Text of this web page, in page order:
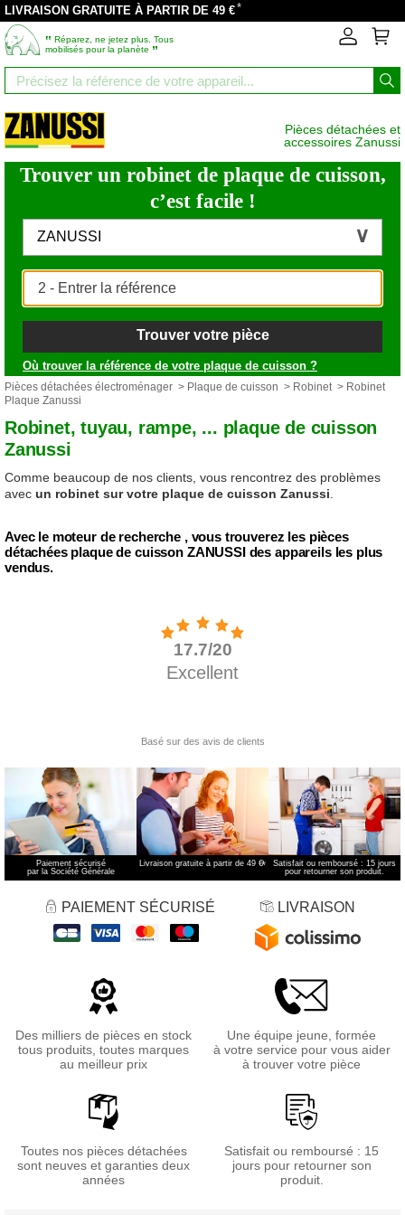
LIVRAISON GRATUITE À PARTIR DE 49 €*
‟ Réparez, ne jetez plus. Tous
mobilisés pour la planète ”
Pièces détachées et
accessoires Zanussi
Trouver un robinet de plaque de cuisson,
c’est facile !
ZANUSSI
Trouver votre pièce
Où trouver la référence de votre plaque de cuisson ?
Pièces détachées électroménager > Plaque de cuisson > Robinet > Robinet
Plaque Zanussi
Robinet, tuyau, rampe, ... plaque de cuisson
Zanussi
Comme beaucoup de nos clients, vous rencontrez des problèmes
avec un robinet sur votre plaque de cuisson Zanussi
Avec le moteur de recherche , vous trouverez les pièces
détachées plaque de cuisson ZANUSSI des appareils les plus
vendus.
Paiement sécurisé
par la Société Générale
Livraison gratuite à partir de 49 €*
Satisfait ou remboursé : 15 jours
pour retourner son produit.
PAIEMENT SÉCURISÉ LIVRAISON
Des milliers de pièces en stock
tous produits, toutes marques
au meilleur prix
Une équipe jeune, formée
à votre service pour vous aider
à trouver votre pièce
Toutes nos pièces détachées
sont neuves et garanties deux
années
Satisfait ou remboursé : 15
jours pour retourner son
produit.